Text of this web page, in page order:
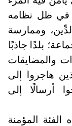
في ظل نظامه
وممارسة
بلدًا جاذبًا
والمضايقات
هاجروا إلى
أرسالًا إلى
الفئة المؤمنة